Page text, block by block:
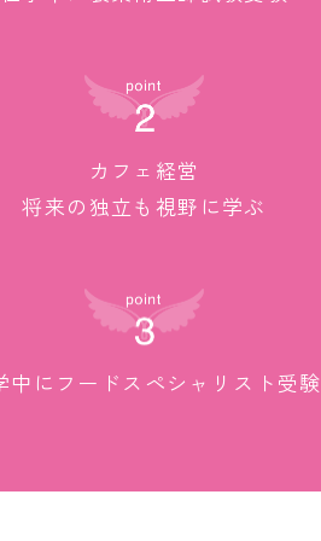
カフェ経営
将来の独立も視野に学ぶ
中にフードスペシャリスト受験